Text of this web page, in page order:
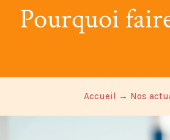
Pourquoi
Accueil → Nos